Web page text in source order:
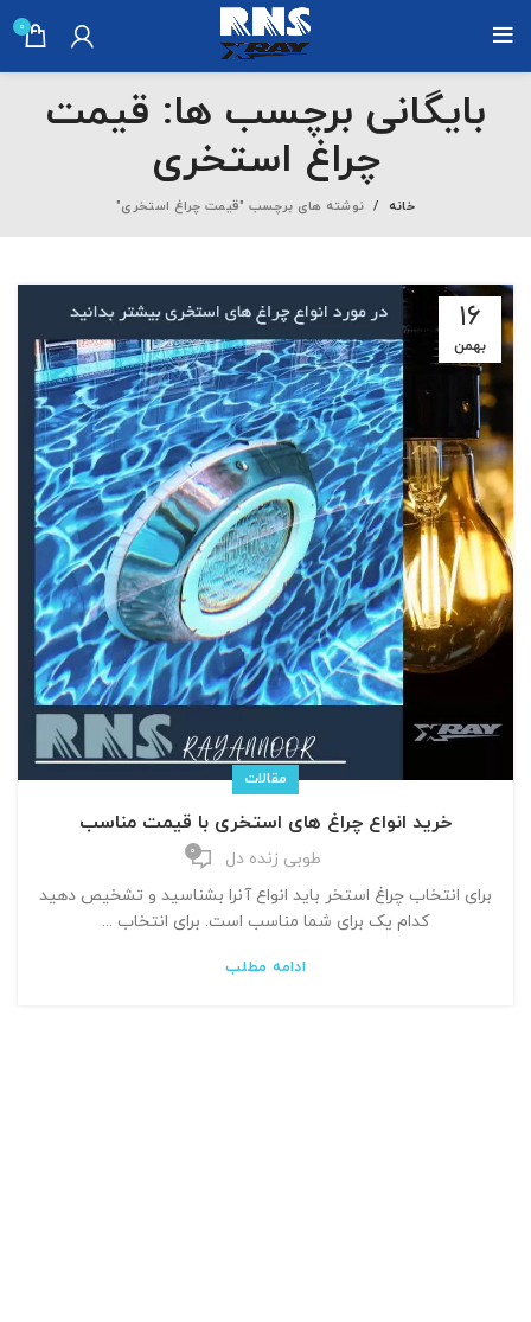
0
بایگانی برچسب ها: قیمت
چراغ استخری
خانه نوشته های برچسب "قیمت چراغ استخری"
۱۶
بهمن
مقالات
خرید انواع چراغ های استخری با قیمت مناسب
طوبی زنده دل 0
برای انتخاب چراغ استخر باید انواع آنرا بشناسید و تشخیص دهید
کدام یک برای شما مناسب است. برای انتخاب ...
ادامه مطلب